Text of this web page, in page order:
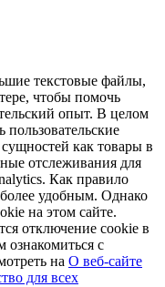
текстовые файлы,
чтобы помочь
опыт. В целом
как товары в
отслеживания для
Как правило
удобным. Однако
на этом сайте.
отключение cookie в
ознакомиться с
на О веб-сайте
для всех